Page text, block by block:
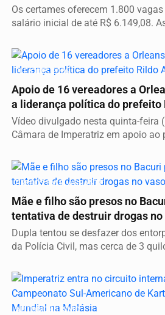
Os certames oferecem 1.800
salário inicial de até R$ 6.149,08.
ELEIÇÕES 2026
Apoio de 16 vereadores a
a liderança política do prefeito
Vídeo divulgado nesta quinta-feira
Câmara de Imperatriz em apoio ao
PRESOS EM FLAGRANTE
Mãe e filho são presos no
tentativa de destruir drogas no
Dupla tentou se desfazer dos
da Polícia Civil, mas cerca de 3
AUTOMOBILISMO